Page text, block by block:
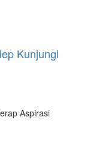
Kunjungi
Aspirasi